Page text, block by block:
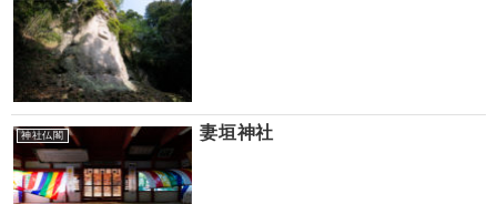
神社仏閣 妻垣神社